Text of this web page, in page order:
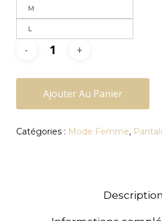
M
L
Ajouter Au Panier
Catégories : Mode Femme,
Description